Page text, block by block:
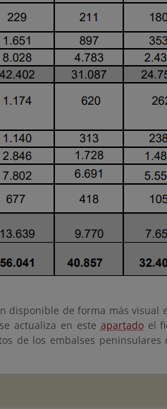
disponible de forma más visual
actualiza en este apartadoel
de los embalses peninsulares